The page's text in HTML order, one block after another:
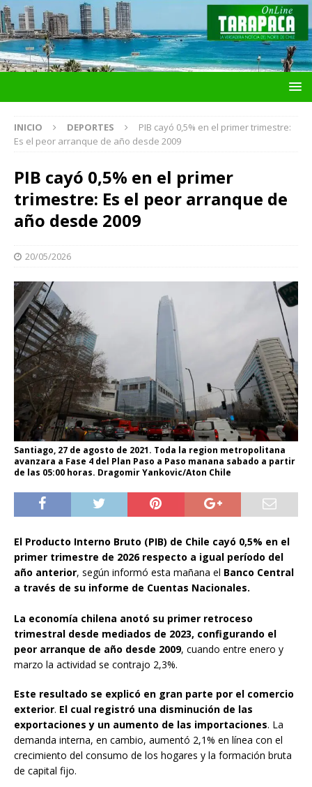
INICIO DEPORTES
PIB cayó 0,5% en el primer trimestre:
Es el peor arranque de año desde 2009
PIB cayó 0,5% en el primer
trimestre: Es el peor arranque de
año desde 2009
20/05/2026
Santiago, 27 de agosto de 2021. Toda la region metropolitana
avanzara a Fase 4 del Plan Paso a Paso manana sabado a partir
de las 05:00 horas. Dragomir Yankovic/Aton Chile
El Producto Interno Bruto (PIB) de Chile cayó 0,5% en el
primer trimestre de 2026 respecto a igual período del
año anterior, según informó esta mañana el Banco Central
a través de su informe de Cuentas Nacionales.
La economía chilena anotó su primer retroceso
trimestral desde mediados de 2023, configurando el
peor arranque de año desde 2009, cuando entre enero y
marzo la actividad se contrajo 2,3%.
Este resultado se explicó en gran parte por el comercio
exterior. El cual registró una disminución de las
exportaciones y un aumento de las importaciones. La
demanda interna, en cambio, aumentó 2,1% en línea con el
crecimiento del consumo de los hogares y la formación bruta
de capital fijo.